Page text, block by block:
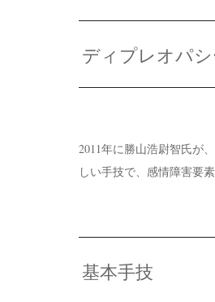
ディプレオパ
2011年に勝山浩尉智氏が
しい手技で、感情障害要
基本手技